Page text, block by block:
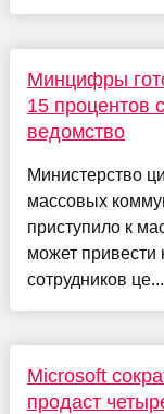
Минцифры
15 процентов
ведомство
Министерство
массовых
приступило к
может привести
сотрудников це...
Microsoft
продаст